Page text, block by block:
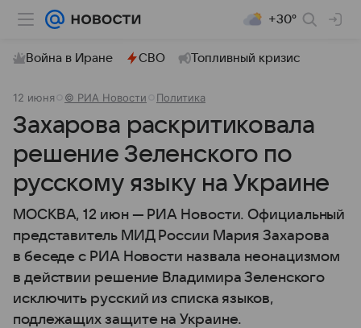
+30°
Война в Иране СВО Топливный кризис
12 июня © РИА Новости Политика
Захарова раскритиковала
решение Зеленского по
русскому языку на Украине
МОСКВА, 12 июн — РИА Новости. Официальный
представитель МИД России Мария Захарова
в беседе с РИА Новости назвала неонацизмом
в действии решение Владимира Зеленского
исключить русский из списка языков,
подлежащих защите на Украине.